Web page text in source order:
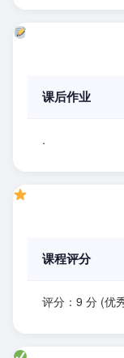
课后作业
.
课程评分
评分：9 分 (优